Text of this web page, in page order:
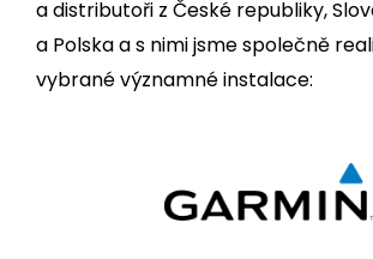
a distributoři z České republiky,
a Polska a s nimi jsme společně
vybrané významné instalace: